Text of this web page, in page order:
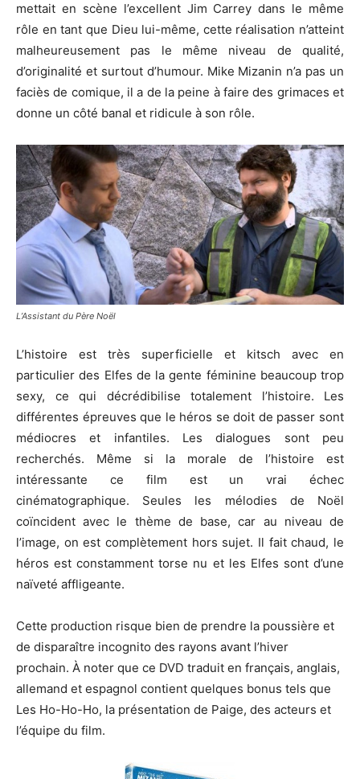
mettait en scène l’excellent Jim Carrey dans le même
rôle en tant que Dieu lui-même, cette réalisation n’atteint
malheureusement pas le même niveau de qualité,
d’originalité et surtout d’humour. Mike Mizanin n’a pas un
faciès de comique, il a de la peine à faire des grimaces et
donne un côté banal et ridicule à son rôle.
L’Assistant du Père Noël
L’histoire est très superficielle et kitsch avec en
particulier des Elfes de la gente féminine beaucoup trop
sexy, ce qui décrédibilise totalement l’histoire. Les
différentes épreuves que le héros se doit de passer sont
médiocres et infantiles. Les dialogues sont peu
recherchés. Même si la morale de l’histoire est
intéressante ce film est un vrai échec
cinématographique. Seules les mélodies de Noël
coïncident avec le thème de base, car au niveau de
l’image, on est complètement hors sujet. Il fait chaud, le
héros est constammenttorse nu et les Elfes sont d’une
naïveté affligeante.
Cette production risque bien de prendre la poussière et
de disparaître incognito des rayons avant l’hiver
prochain. À noter que ce DVD traduit en français, anglais,
allemand et espagnol contient quelques bonus tels que
Les Ho-Ho-Ho, la présentation de Paige, des acteurs et
l’équipe du film.